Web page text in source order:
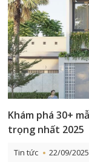
Khám phá 30+
trọng nhất 2025
Tin tức 22/09/2025